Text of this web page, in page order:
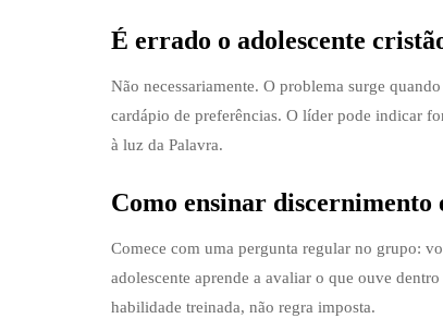
É errado o adolescente
Não necessariamente. O problema surge
cardápio de preferências. O líder pode indicar
à luz da Palavra.
Como ensinar
Comece com uma pergunta regular no grupo:
adolescente aprende a avaliar o que ouve
habilidade treinada, não regra imposta.